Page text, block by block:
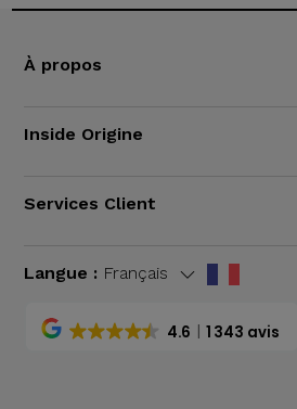
À propos
Inside Origine
Services Client
Langue : Français
4.6 1 343 avis